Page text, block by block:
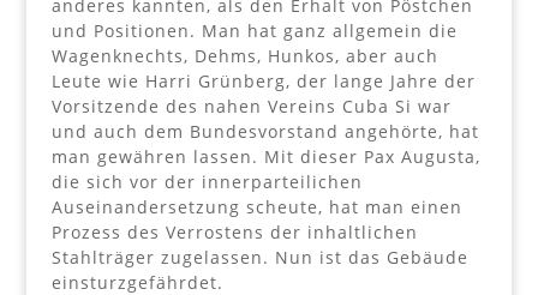
anderes kannten, als den Erhalt von Pöstchen
und Positionen. Man hat ganz allgemein die
Wagenknechts, Dehms, Hunkos, aber auch
Leute wie Harri Grünberg, der lange Jahre der
Vorsitzende des nahen Vereins Cuba Si war
und auch dem Bundesvorstand angehörte, hat
man gewähren lassen. Mit dieser Pax Augusta,
die sich vor der innerparteilichen
Auseinandersetzung scheute, hat man einen
Prozess des Verrostens der inhaltlichen
Stahlträger zugelassen. Nun ist das Gebäude
einsturzgefährdet.